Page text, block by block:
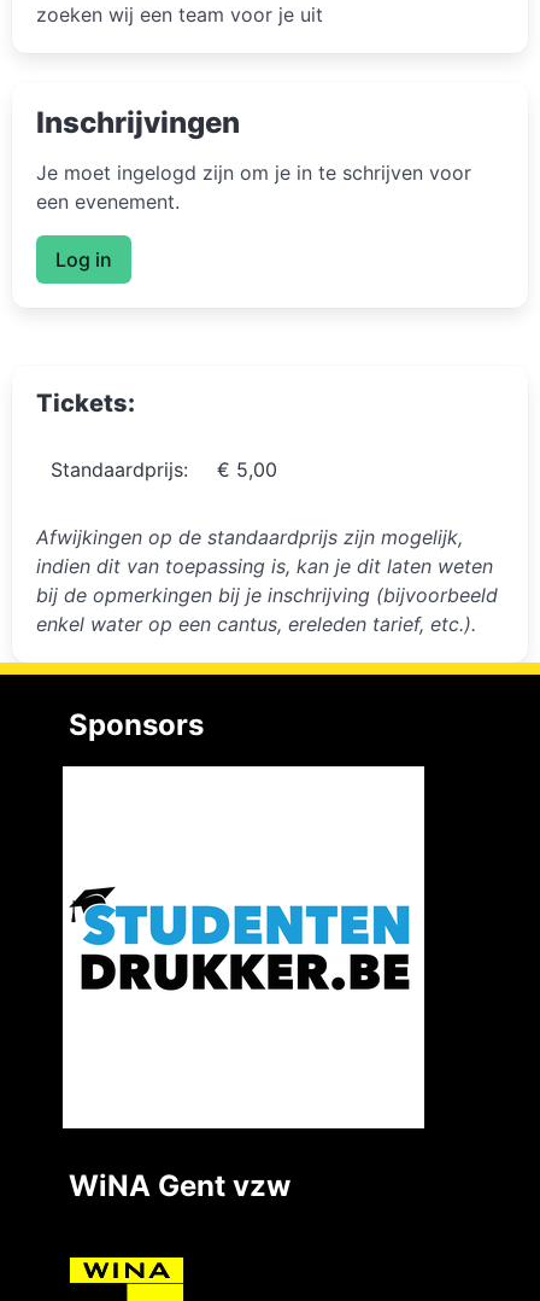
zoeken wij een team voor je uit
Inschrijvingen
Je moet ingelogd zijn om je in te schrijven voor
een evenement.
Log in
Tickets:
Standaardprijs: € 5,00
Afwijkingen op de standaardprijs zijn mogelijk,
indien dit van toepassing is, kan je dit laten weten
bij de opmerkingen bij je inschrijving (bijvoorbeeld
enkel water op een cantus, ereleden tarief, etc.).
Sponsors
WiNA Gent vzw